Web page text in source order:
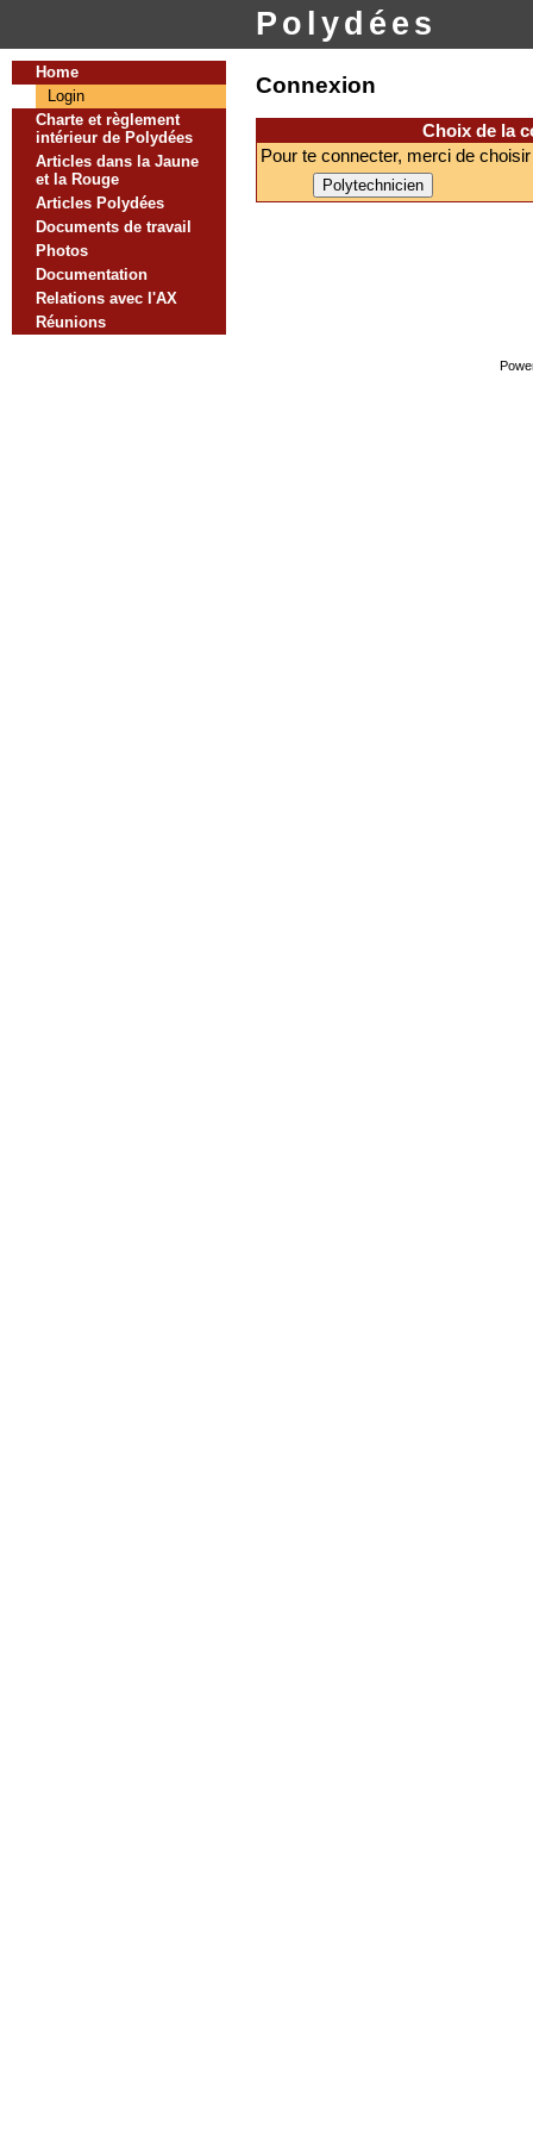
Polydées
Home
Login
Charte et règlement
intérieur de Polydées
Articles dans la Jaune
et la Rouge
Articles Polydées
Documents de travail
Photos
Documentation
Relations avec l'AX
Réunions
Connexion
Choix de la
Pour te connecter, merci de